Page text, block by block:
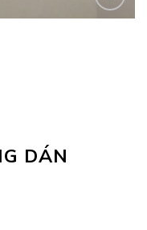
DÁN